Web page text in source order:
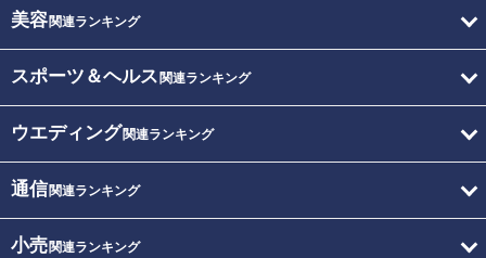
美容関連ランキング
スポーツ＆ヘルス 関連ランキング
ウエディング関連ランキング
通信関連ランキング
小売関連ランキング